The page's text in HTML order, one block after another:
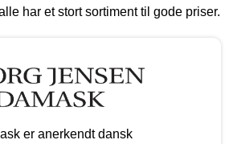
har et stort sortiment til gode priser.
er anerkendt dansk